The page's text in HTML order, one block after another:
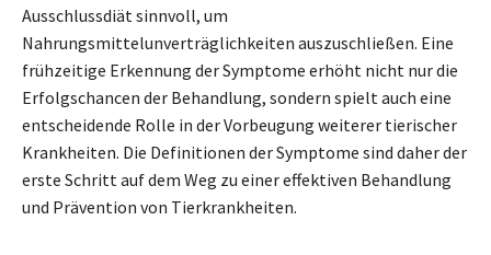
Ausschlussdiät sinnvoll, um
Nahrungsmittelunverträglichkeiten auszuschließen. Eine
frühzeitige Erkennung der Symptome erhöht nicht nur die
Erfolgschancen der Behandlung, sondern spielt auch eine
entscheidende Rolle in der Vorbeugung weiterer tierischer
Krankheiten. Die Definitionen der Symptome sind daher der
erste Schritt auf dem Weg zu einer effektiven Behandlung
und Prävention von Tierkrankheiten.